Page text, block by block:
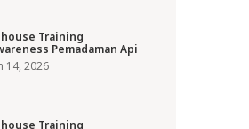
Training
Pemadaman Api
14, 2026
Training